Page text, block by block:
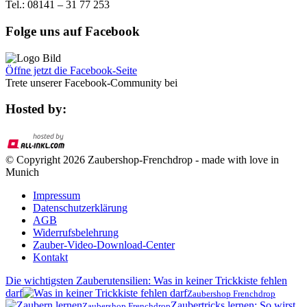
Tel.: 08141 – 31 77 253
Folge uns auf Facebook
Öffne jetzt die Facebook-Seite
Trete unserer Facebook-Community bei
Hosted by:
© Copyright 2026 Zaubershop-Frenchdrop - made with love in
Munich
Impressum
Datenschutzerklärung
AGB
Widerrufsbelehrung
Zauber-Video-Download-Center
Kontakt
Die wichtigsten Zauberutensilien: Was in keiner Trickkiste fehlen
darf
Zaubershop Frenchdrop